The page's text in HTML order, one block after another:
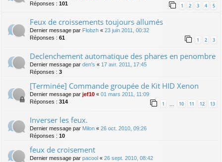
Réponses : 101 1 2 3 4 5
Feux de croissements toujours allumés
Dernier message par Flobzh « 23 juin 2011, 00:32
Réponses : 61 1 2 3
Declenchement automatique des phares en penombre
Dernier message par den's « 17 avr. 2011, 17:45
Réponses : 3
[Terminée] Commande groupée de Kit HID Xenon
Dernier message par jef10 « 01 mars 2011, 11:09
Réponses : 314 1 … 10 11 12 13
Inverser les feux.
Dernier message par Milon « 26 oct. 2010, 09:26
Réponses : 10
feux de croisement
Dernier message par pacool « 26 sept. 2010, 08:42